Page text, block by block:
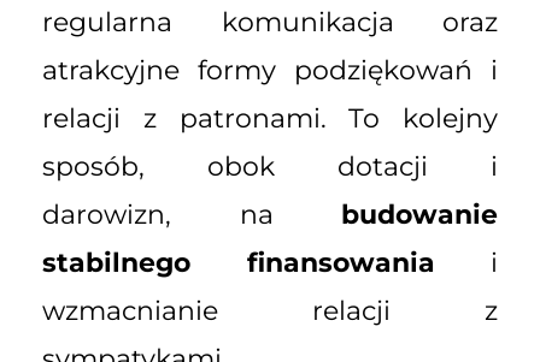
regularna komunikacja oraz
atrakcyjne formy podziękowań i
relacji z patronami. To kolejny
sposób, obok dotacji i
darowizn, na budowanie
stabilnego finansowania i
wzmacnianie relacji z